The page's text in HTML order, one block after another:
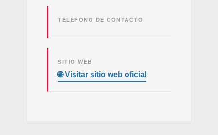
TELÉFONO DE CONTACTO
SITIO WEB